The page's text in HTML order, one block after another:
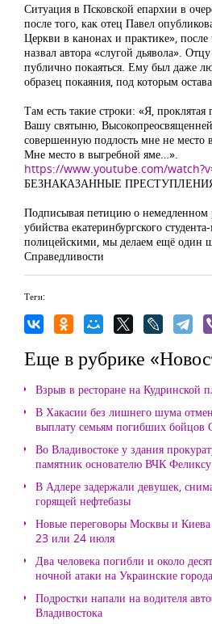
Ситуация в Псковской епархии в
после того, как отец Павел
Церкви в канонах и практике»,
назвал автора «слугой дьявола».
публично покаяться. Ему был даже
образец покаяния, под которым
Там есть такие строки: «Я, проклятая
Вашу святыню,
совершенную подлость мне не место
Мне место в выгребной яме…».
https://www.youtube.com/
БЕЗНАКАЗАННЫЕ
Подписывая петицию о немедленном
убийства екатеринбургского
полицейскими, мы делаем ещё один
Справедливости
Теги:
Еще в рубрике
Взрыв в ресторане на Кудринской
В Хакасии без лишнего шума
выплату семьям погибших бойцов
Во Владивостоке у здания
памятник основателю ВЧК
В Адлере задержали девушек,
горящей нефтебазы
Новые переговоры Москвы и
23 или 24 июля
Два человека погибли и около
ночной атаки на Украинские города
Подростки напали на водителя
Владивостока